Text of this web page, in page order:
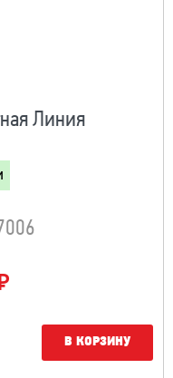
Линия
В КОРЗИНУ